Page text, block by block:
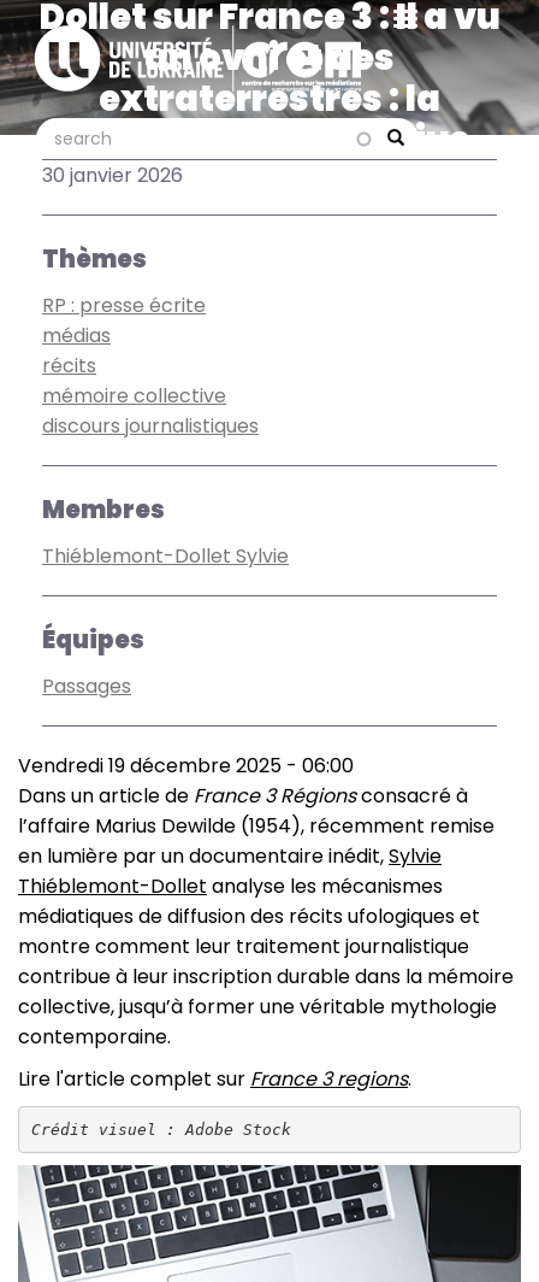
Aller
au
contenu
principal
Search
search search
Dollet sur France 3 : Il a vu
un ovni et des
extraterrestres : la
célèbre affaire Marius
Dewilde de 1954
ressuscitée dans un
documentaire inédit
30 janvier 2026
Thèmes
RP : presse écrite
médias
récits
mémoire collective
discours journalistiques
Membres
Thiéblemont-Dollet Sylvie
Équipes
Passages
Vendredi 19 décembre 2025 - 06:00
Dans un article de France 3 Régionsconsacré à
l’affaire Marius Dewilde (1954), récemment remise
en lumière par un documentaire inédit,Sylvie
Thiéblemont-Dollet analyse les mécanismes
médiatiques de diffusion des récits ufologiques et
montre comment leur traitement journalistique
contribue à leur inscription durable dans la mémoire
collective, jusqu’à former une véritable mythologie
contemporaine.
Lire l'article complet sur France 3 regions.
Crédit visuel : Adobe Stock
Image